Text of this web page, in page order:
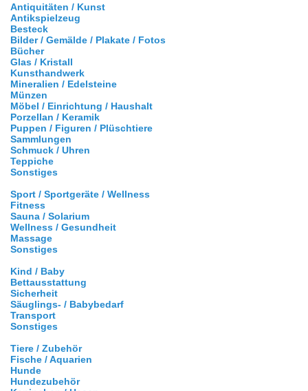
Antiquitäten / Kunst
Antikspielzeug
Besteck
Bilder / Gemälde / Plakate / Fotos
Bücher
Glas / Kristall
Kunsthandwerk
Mineralien / Edelsteine
Münzen
Möbel / Einrichtung / Haushalt
Porzellan / Keramik
Puppen / Figuren / Plüschtiere
Sammlungen
Schmuck / Uhren
Teppiche
Sonstiges
Sport / Sportgeräte / Wellness
Fitness
Sauna / Solarium
Wellness / Gesundheit
Massage
Sonstiges
Kind / Baby
Bettausstattung
Sicherheit
Säuglings- / Babybedarf
Transport
Sonstiges
Tiere / Zubehör
Fische / Aquarien
Hunde
Hundezubehör